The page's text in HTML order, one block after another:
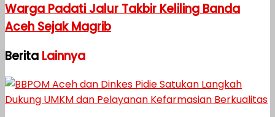
Warga Padati Jalur Takbir Keliling Banda
Aceh Sejak Magrib
Berita Lainnya